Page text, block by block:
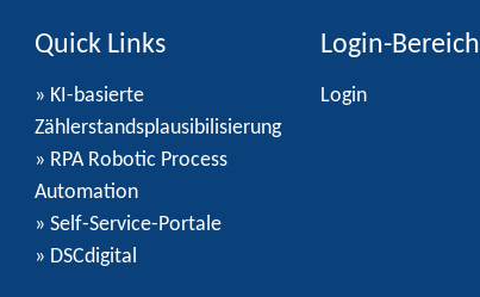
Quick Links
» KI-basierte
Zählerstandsplausibilisierung
» RPA Robotic Process
Automation
» Self-Service-Portale
» DSCdigital
Login-Bereich
Login